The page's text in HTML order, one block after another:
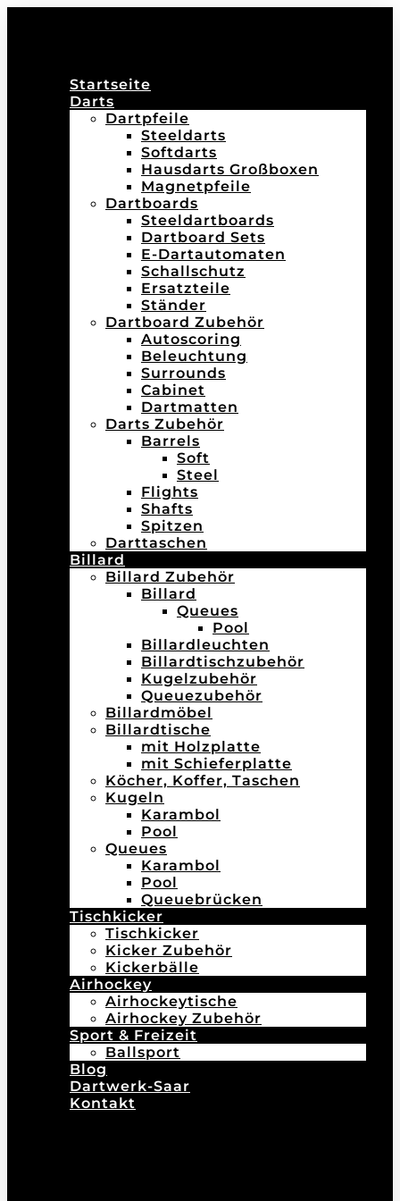
Startseite
Darts
Dartpfeile
Steeldarts
Softdarts
Hausdarts Großboxen
Magnetpfeile
Dartboards
Steeldartboards
Dartboard Sets
E-Dartautomaten
Schallschutz
Ersatzteile
Ständer
Dartboard Zubehör
Autoscoring
Beleuchtung
Surrounds
Cabinet
Dartmatten
Darts Zubehör
Barrels
Soft
Steel
Flights
Shafts
Spitzen
Darttaschen
Billard
Billard Zubehör
Billard
Queues
Pool
Billardleuchten
Billardtischzubehör
Kugelzubehör
Queuezubehör
Billardmöbel
Billardtische
mit Holzplatte
mit Schieferplatte
Köcher, Koffer, Taschen
Kugeln
Karambol
Pool
Queues
Karambol
Pool
Queuebrücken
Tischkicker
Tischkicker
Kicker Zubehör
Kickerbälle
Airhockey
Airhockeytische
Airhockey Zubehör
Sport & Freizeit
Ballsport
Blog
Dartwerk-Saar
Kontakt